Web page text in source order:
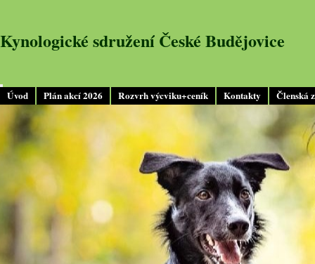
Úvod Plán akcí 2026 Rozvrh výcviku+ceník Kontakty Členská
Kynologické sdružení České Budějovice